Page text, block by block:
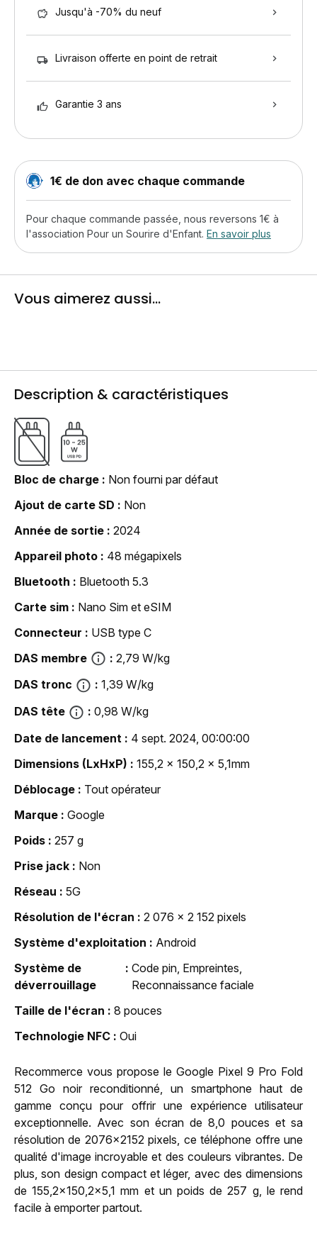
Jusqu'à -70% du neuf
Livraison offerte en point de retrait
Garantie 3 ans
1€ de don avec chaque commande
Pour chaque commande passée, nous reversons 1€ à
l'association Pour un Sourire d'Enfant. En savoir plus
Vous aimerez aussi...
Description & caractéristiques
Bloc de charge
Non fourni par défaut
Ajout de carte SD
Non
Année de sortie
2024
Appareil photo
48 mégapixels
Bluetooth
Bluetooth 5.3
Carte sim
Nano Sim et eSIM
Connecteur
USB type C
DAS membre
2,79 W/kg
DAS tronc
1,39 W/kg
DAS tête
0,98 W/kg
Date de lancement
4 sept. 2024, 00:00:00
Dimensions (LxHxP)
155,2 x 150,2 x 5,1mm
Déblocage
Tout opérateur
Marque
Google
Poids
257 g
Prise jack
Non
Réseau
5G
Résolution de l'écran
2 076 x 2 152 pixels
Système d'exploitation
Android
Système de
déverrouillage
Code pin, Empreintes,
Reconnaissance faciale
Taille de l'écran
8 pouces
Technologie NFC
Oui
Recommerce vous propose le Google Pixel 9 Pro Fold
512 Go noir reconditionné, un smartphone haut de
gamme conçu pour offrir une expérience utilisateur
exceptionnelle. Avec son écran de 8,0 pouces et sa
résolution de 2076x2152 pixels, ce téléphone offre une
qualité d'image incroyable et des couleurs vibrantes. De
plus, son design compact et léger, avec des dimensions
de 155,2x150,2x5,1 mm et un poids de 257 g, le rend
facile à emporter partout.